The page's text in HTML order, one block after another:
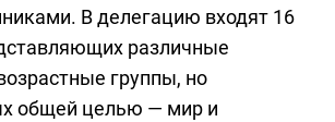
В делегацию входят 16
различные
группы, но
общей целью — мир и